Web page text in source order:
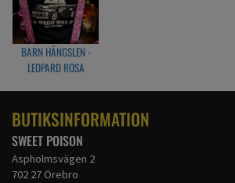
BARN HÄNGSLEN -
LEOPARD ROSA
BUTIKSINFORMATION
SWEET POISON
Aspholmsvägen 2
702 27 Örebro